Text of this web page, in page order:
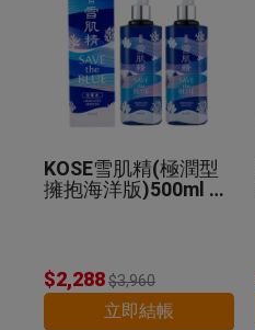
KOSE雪肌精(極潤型
擁抱海洋版)500ml 2
$2,288$3,960
立即結帳